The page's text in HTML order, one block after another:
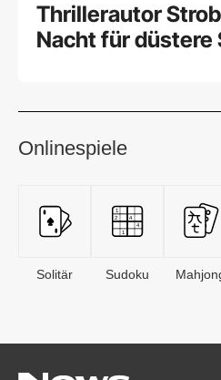
Thrillerautor
Nacht für düstere
Onlinespiele
Solitär Sudoku